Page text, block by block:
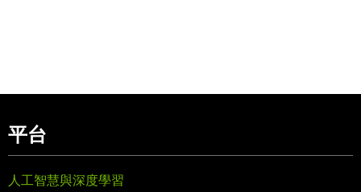
平台
人工智慧與深度學習